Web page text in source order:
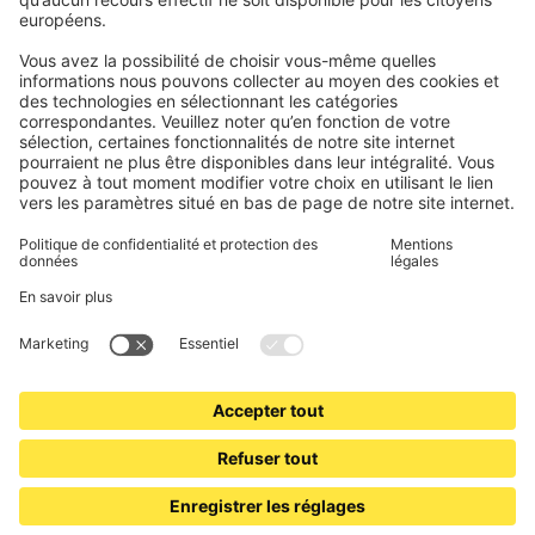
Électronique et radio
Enregistrements
Informations obligatoires pour les consommateurs
Partenaires d'expédition
Politique de confidentialité et protection des données
Informations sur l’élimination des piles et équipements
Conditions de garantie
Paramètres des cookies
Déclaration d'accessibilité
www.jalousiescout.de • www.jalousiescout.at • www.domondo.es
• www.domondo.fr • www.domondo.it • www.domondo.pl
© 2026 Schoenberger Germany Enterprises GmbH & Co KG. Tous droits réservés.